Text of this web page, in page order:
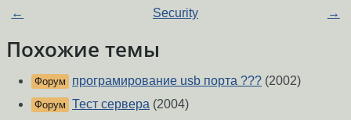
← Security →
Похожие темы
Форум програмирование usb порта ??? (2002)
Форум Тест сервера (2004)